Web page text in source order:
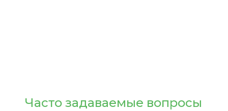
Часто задаваемые вопросы